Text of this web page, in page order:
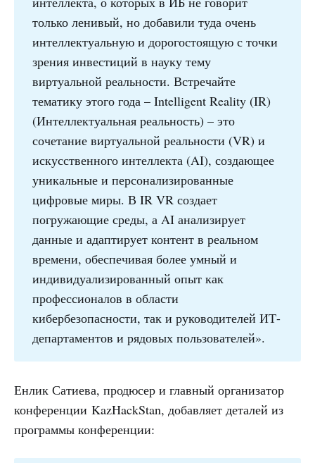
только ленивый, но добавили туда очень
интеллектуальную и дорогостоящую с точки
зрения инвестиций в науку тему
виртуальной реальности. Встречайте
тематику этого года – Intelligent Reality (IR)
(Интеллектуальная реальность) – это
сочетание виртуальной реальности (VR) и
искусственного интеллекта (AI), создающее
уникальные и персонализированные
цифровые миры. В IR VR создает
погружающие среды, а AI анализирует
данные и адаптирует контент в реальном
времени, обеспечивая более умный и
индивидуализированный опыт как
профессионалов в области
кибербезопасности, так и руководителей ИТ-
департаментов и рядовых пользователей».
Енлик Сатиева, продюсер и главный организатор
конференции KazHackStan, добавляет деталей из
программы конференции: